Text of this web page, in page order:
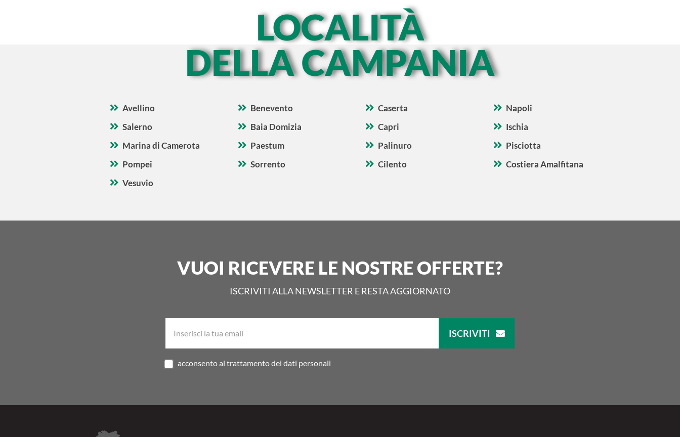
LOCALITÀ
DELLA CAMPANIA
Avellino Benevento Caserta
Napoli
Salerno
Baia Domizia Capri
Ischia
Marina di Camerota
Paestum Palinuro
Pisciotta
Pompei
Sorrento Cilento
Costiera Amalfitana
Vesuvio
VUOI RICEVERE LE NOSTRE OFFERTE?
ISCRIVITI ALLA NEWSLETTER E RESTA AGGIORNATO
ISCRIVITI
acconsento al trattamento dei dati personali